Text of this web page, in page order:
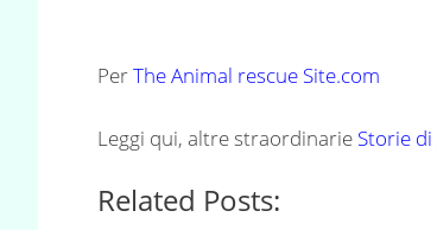
PerThe Animal rescue Site.com
Leggi qui, altre straordinarie Storie
Related Posts: